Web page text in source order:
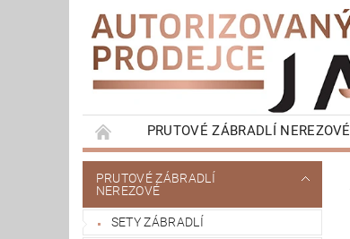
PRUTOVÉ ZÁBRADLÍ NEREZOVÉ
HRANATÉ ZÁBRADLÍ NEREZOVÉ
MADLA NA ZEĎ
PRUTOVÉ ZÁBRADLÍ
NEREZOVÉ
SETY ZÁBRADLÍ